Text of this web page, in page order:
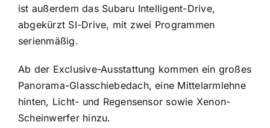
ist außerdem das Subaru Intelligent-Drive,
abgekürzt SI-Drive, mit zwei Programmen
serienmäßig.
Ab der Exclusive-Ausstattung kommen ein großes
Panorama-Glasschiebedach, eine Mittelarmlehne
hinten, Licht- und Regensensor sowie Xenon-
Scheinwerfer hinzu.